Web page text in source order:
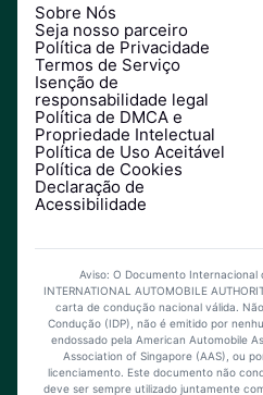
Sobre Nós
Seja nosso parceiro
Política de Privacidade
Termos de Serviço
Isenção de
responsabilidade legal
Política de DMCA e
Propriedade Intelectual
Política de Uso Aceitável
Política de Cookies
Declaração de
Acessibilidade
Aviso: O Documento Internacional
INTERNATIONAL AUTOMOBILE
carta de condução nacional válida.
Condução (IDP), não é emitido por
endossado pela American Automobile
Association of Singapore (AAS), ou
licenciamento. Este documento não
deve ser sempre utilizado juntamente